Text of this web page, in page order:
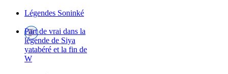
Légendes Soninké
Part de vrai dans la
légende de Siya
yatabéré et la fin de
W